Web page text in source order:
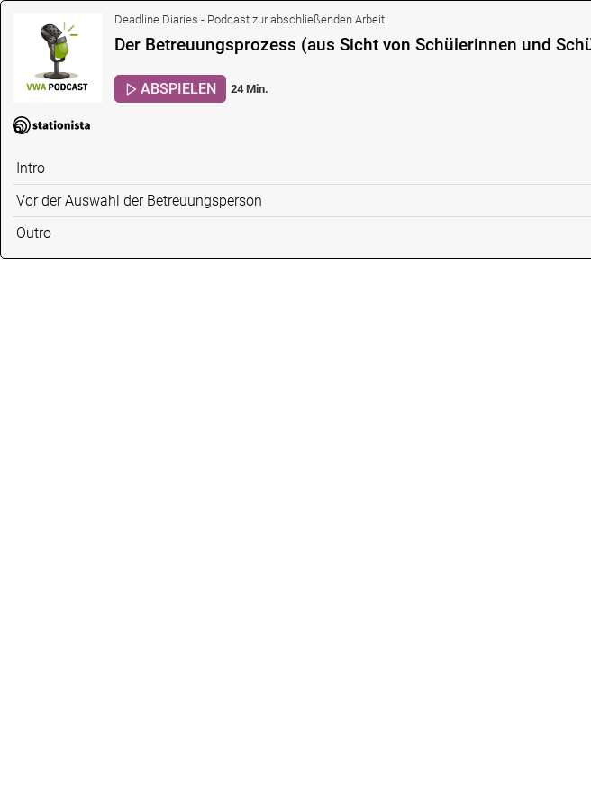
Deadline Diaries - Podcast zur abschließenden Arbeit
Der Betreuungsprozess (aus Sicht von Schülerinnen und
ABSPIELEN 24 Min.
Intro
Vor der Auswahl der Betreuungsperson
Outro